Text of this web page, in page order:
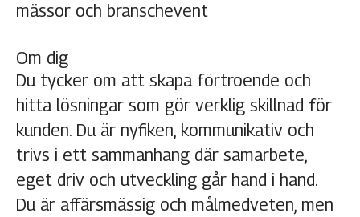
mässor och branschevent
Om dig
Du tycker om att skapa förtroende och
hitta lösningar som gör verklig skillnad för
kunden. Du är nyfiken, kommunikativ och
trivs i ett sammanhang där samarbete,
eget driv och utveckling går hand i hand.
Du är affärsmässig och målmedveten, men